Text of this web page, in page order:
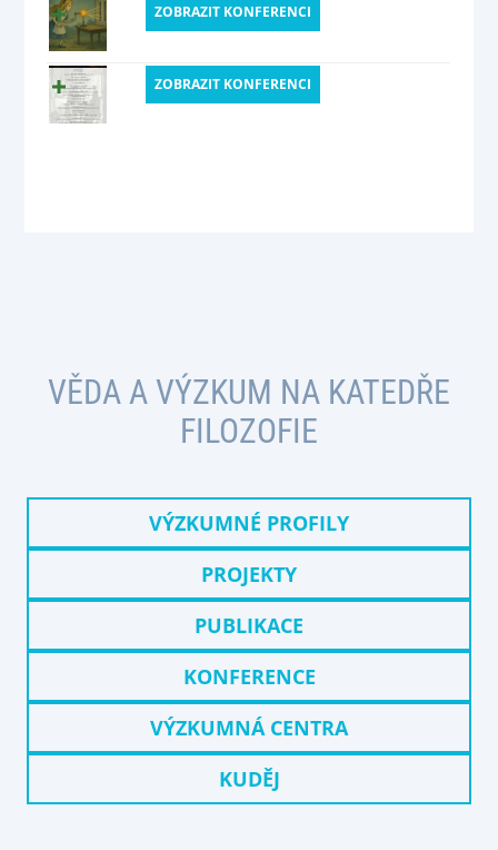
ZOBRAZIT KONFERENCI
ZOBRAZIT KONFERENCI
VĚDA A VÝZKUM NA KATEDŘE
FILOZOFIE
VÝZKUMNÉ PROFILY
PROJEKTY
PUBLIKACE
KONFERENCE
VÝZKUMNÁ CENTRA
KUDĚJ